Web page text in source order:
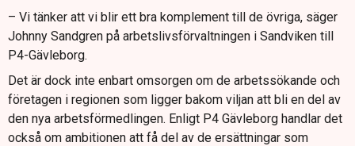
– Vi tänker att vi blir ett bra komplement till de övriga, säger
Johnny Sandgren på arbetslivsförvaltningen i Sandviken till
P4-Gävleborg.
Det är dock inte enbart omsorgen om de arbetssökande och
företagen i regionen som ligger bakom viljan att bli en del av
den nya arbetsförmedlingen. Enligt P4 Gävleborg handlar det
också om ambitionen att få del av de ersättningar som